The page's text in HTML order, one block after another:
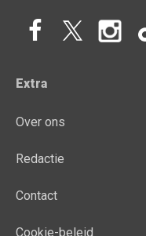
Extra
Over ons
Redactie
Contact
Cookie-beleid